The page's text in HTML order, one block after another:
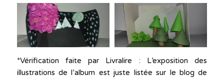
*Vérification faite par Livralire : L’exposition des
illustrations de l’album est juste listée sur le blog de